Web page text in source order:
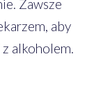
Zawsze
aby
alkoholem.